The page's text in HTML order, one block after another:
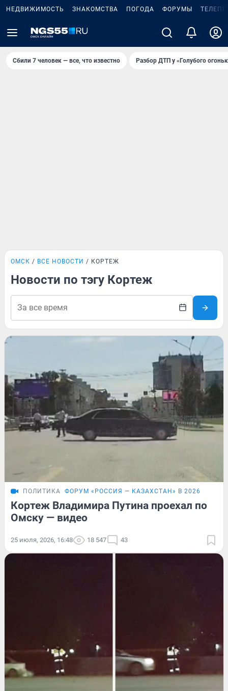
НЕДВИЖИМОСТЬ ЗНАКОМСТВА ПОГОДА ФОРУМЫ
Сбили 7 человек — все, что известно Разбор ДТП у «Голубого
ОМСК ВСЕ НОВОСТИ КОРТЕЖ
Новости по тэгу Кортеж
ПОЛИТИКА ФОРУМ «РОССИЯ — КАЗАХСТАН» В 2026
Кортеж Владимира Путина проехал по
Омску — видео
25 июля, 2026, 16:48 18 547 43